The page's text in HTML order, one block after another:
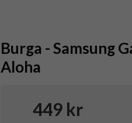
Burga - Samsung
Aloha
449 kr